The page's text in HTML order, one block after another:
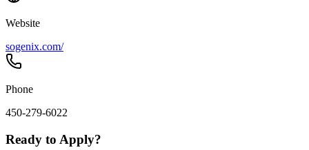
Website
sogenix.com/
Phone
450-279-6022
Ready to Apply?